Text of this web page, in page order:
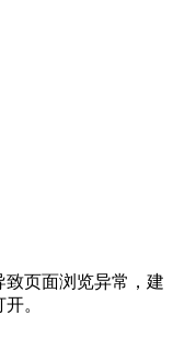
页面浏览异常，建
。